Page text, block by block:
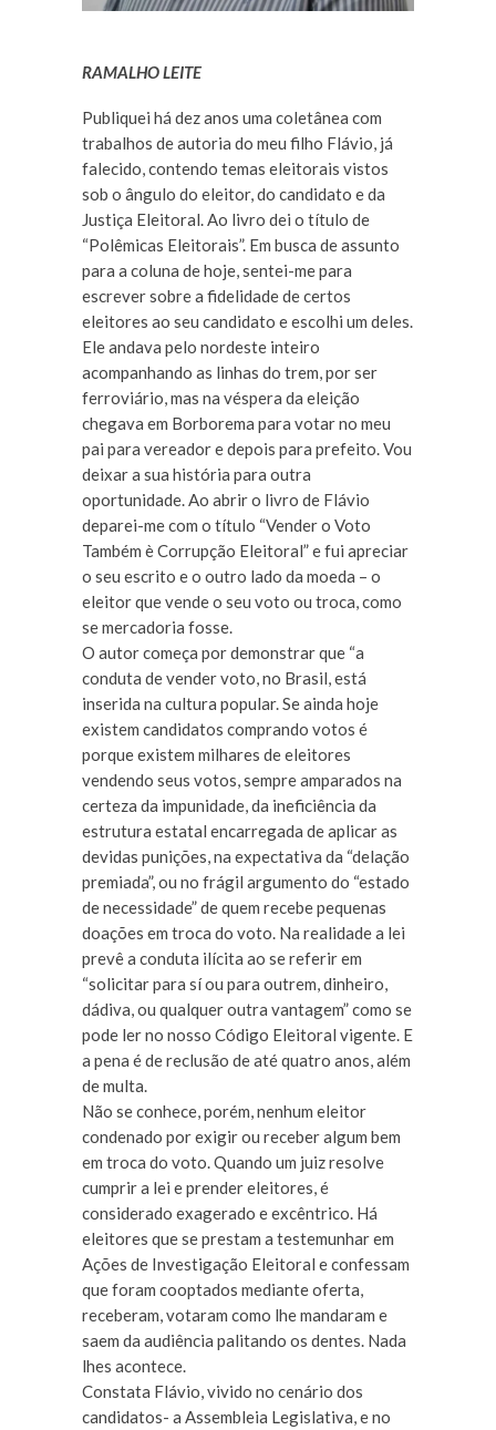
RAMALHO LEITE
Publiquei há dez anos uma coletânea com
trabalhos de autoria do meu filho Flávio, já
falecido, contendo temas eleitorais vistos
sob o ângulo do eleitor, do candidato e da
Justiça Eleitoral. Ao livro dei o título de
“Polêmicas Eleitorais”. Em busca de assunto
para a coluna de hoje, sentei-me para
escrever sobre a fidelidade de certos
eleitores ao seu candidato e escolhi um deles.
Ele andava pelo nordeste inteiro
acompanhando as linhas do trem, por ser
ferroviário, mas na véspera da eleição
chegava em Borborema para votar no meu
pai para vereador e depois para prefeito. Vou
deixar a sua história para outra
oportunidade. Ao abrir o livro de Flávio
deparei-me com o título “Vender o Voto
Também è Corrupção Eleitoral” e fui apreciar
o seu escrito e o outro lado da moeda – o
eleitor que vende o seu voto ou troca, como
se mercadoria fosse.
O autor começa por demonstrar que “a
conduta de vender voto, no Brasil, está
inserida na cultura popular. Se ainda hoje
existem candidatos comprando votos é
porque existem milhares de eleitores
vendendo seus votos, sempre amparados na
certeza da impunidade, da ineficiência da
estrutura estatal encarregada de aplicar as
devidas punições, na expectativa da “delação
premiada”, ou no frágil argumento do “estado
de necessidade” de quem recebe pequenas
doações em troca do voto. Na realidade a lei
prevê a conduta ilícita ao se referir em
“solicitar para sí ou para outrem, dinheiro,
dádiva, ou qualquer outra vantagem” como se
pode ler no nosso Código Eleitoral vigente. E
a pena é de reclusão de até quatro anos, além
de multa.
Não se conhece, porém, nenhum eleitor
condenado por exigir ou receber algum bem
em troca do voto. Quando um juiz resolve
cumprir a lei e prender eleitores, é
considerado exagerado e excêntrico. Há
eleitores que se prestam a testemunhar em
Ações de Investigação Eleitoral e confessam
que foram cooptados mediante oferta,
receberam, votaram como lhe mandaram e
saem da audiência palitando os dentes. Nada
lhes acontece.
Constata Flávio, vivido no cenário dos
candidatos- a Assembleia Legislativa, e no